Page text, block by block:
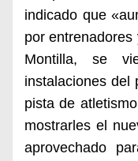
indicado que «a
por
Montilla, se
instalaciones del
pista de
mostrarles el
aprovechado